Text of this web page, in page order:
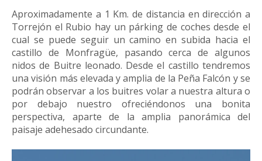
Aproximadamente a 1 Km. de distancia en dirección a
Torrejón el Rubio hay un párking de coches desde el
cual se puede seguir un camino en subida hacia el
castillo de Monfragüe, pasando cerca de algunos
nidos de Buitre leonado. Desde el castillo tendremos
una visión más elevada y amplia de la Peña Falcón y se
podrán observar a los buitres volar a nuestra altura o
por debajo nuestro ofreciéndonos una bonita
perspectiva, aparte de la amplia panorámica del
paisaje adehesado circundante.